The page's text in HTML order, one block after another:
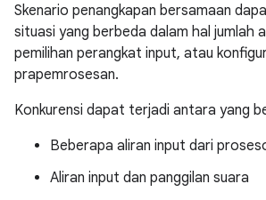
Skenario penangkapan bersamaan
situasi yang berbeda dalam hal jumlah
pemilihan perangkat input, atau
prapemrosesan.
Konkurensi dapat terjadi antara yang
Beberapa aliran input dari
Aliran input dan panggilan suara